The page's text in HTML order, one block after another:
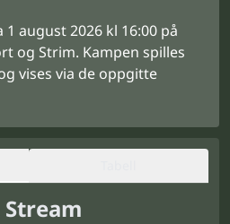
1 august 2026 kl 16:00 på
og Strim. Kampen spilles
vises via de oppgitte
Stream